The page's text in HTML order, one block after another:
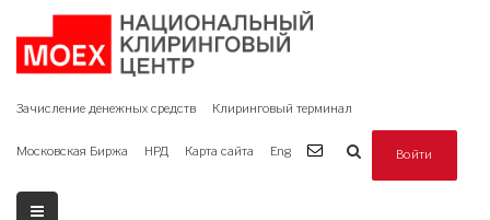
Зачисление денежных средств Клиринговый терминал
Московская Биржа НРД Карта сайта Eng Войти